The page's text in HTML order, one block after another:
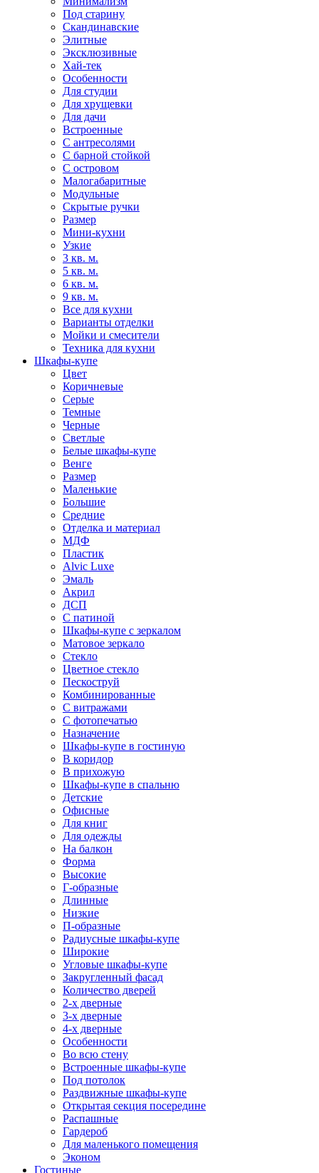
Под старину
Скандинавские
Элитные
Эксклюзивные
Хай-тек
Особенности
Для студии
Для хрущевки
Для дачи
Встроенные
С антресолями
С барной стойкой
С островом
Малогабаритные
Модульные
Скрытые ручки
Размер
Мини-кухни
Узкие
3 кв. м.
5 кв. м.
6 кв. м.
9 кв. м.
Все для кухни
Варианты отделки
Мойки и смесители
Техника для кухни
Шкафы-купе
Цвет
Коричневые
Серые
Темные
Черные
Светлые
Белые шкафы-купе
Венге
Размер
Маленькие
Большие
Средние
Отделка и материал
МДФ
Пластик
Alvic Luxe
Эмаль
Акрил
ДСП
С патиной
Шкафы-купе с зеркалом
Матовое зеркало
Стекло
Цветное стекло
Пескоструй
Комбинированные
С витражами
С фотопечатью
Назначение
Шкафы-купе в гостиную
В коридор
В прихожую
Шкафы-купе в спальню
Детские
Офисные
Для книг
Для одежды
На балкон
Форма
Высокие
Г-образные
Длинные
Низкие
П-образные
Радиусные шкафы-купе
Широкие
Угловые шкафы-купе
Закругленный фасад
Количество дверей
2-х дверные
3-х дверные
4-х дверные
Особенности
Во всю стену
Встроенные шкафы-купе
Под потолок
Раздвижные шкафы-купе
Открытая секция посередине
Распашные
Гардероб
Для маленького помещения
Эконом
Гостиные